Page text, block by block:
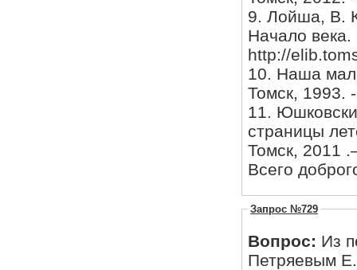
9. Лойша, В.
Начало
http://
10. Наша
Томск, 1993.
11.
страницы
Томск, 2011
Всего
Запрос №729
Вопрос: Из
Петряевым